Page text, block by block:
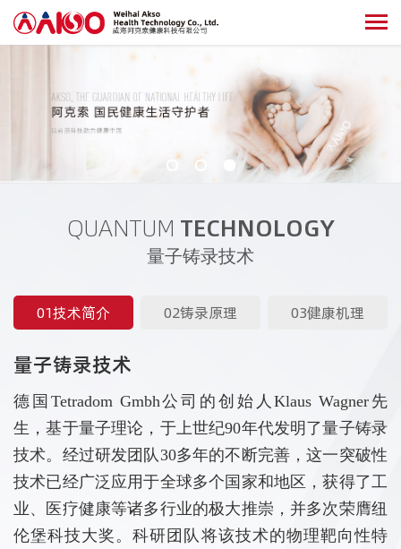
QUANTUM TECHNOLOGY
量子铸录技术
01技术简介 02铸录原理 03健康机理
量子铸录技术
德国Tetradom Gmbh公司的创始人Klaus Wagner先
生，基于量子理论，于上世纪90年代发明了量子铸录
技术。经过研发团队30多年的不断完善，这一突破性
技术已经广泛应用于全球多个国家和地区，获得了工
业、医疗健康等诸多行业的极大推崇，并多次荣膺纽
伦堡科技大奖。科研团队将该技术的物理靶向性特